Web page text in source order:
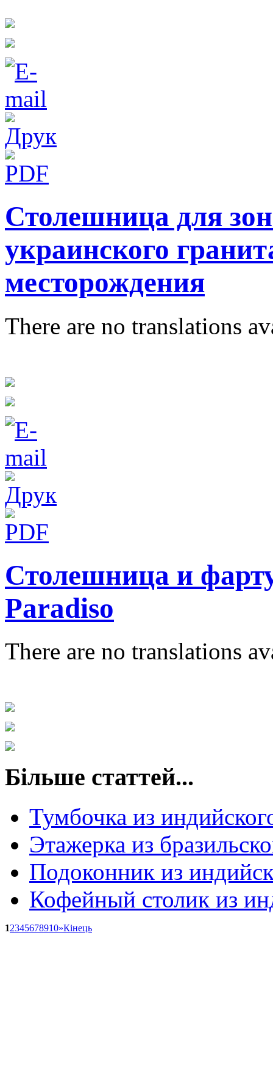
Столешница для
украинского
месторождения
There are no translations
Столешница и
Paradiso
There are no translations
Більше статтей...
Тумбочка из
Этажерка из
Подоконник из
Кофейный столик из
12345678910»Кінець